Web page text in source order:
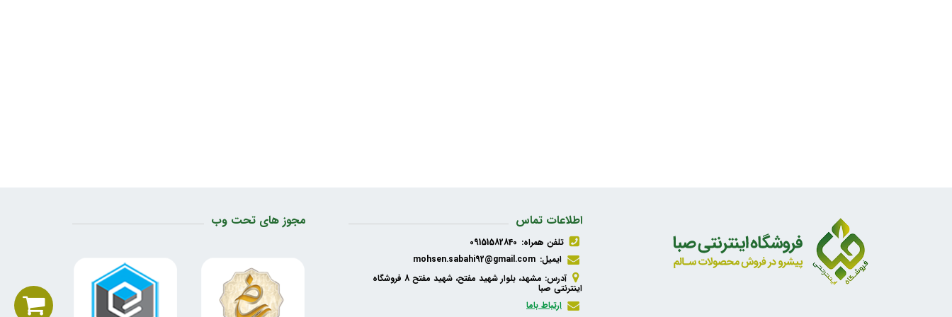
مجوز های تحت وب اطلاعات تماس
تلفن همراه: 09151582840
ایمیل: mohsen.sabahi92@gmail.com
آدرس: مشهد، بلوار شهید مفتح، شهید مفتح 8 فروشگاه
اینترنتی صبا
ارتباط باما